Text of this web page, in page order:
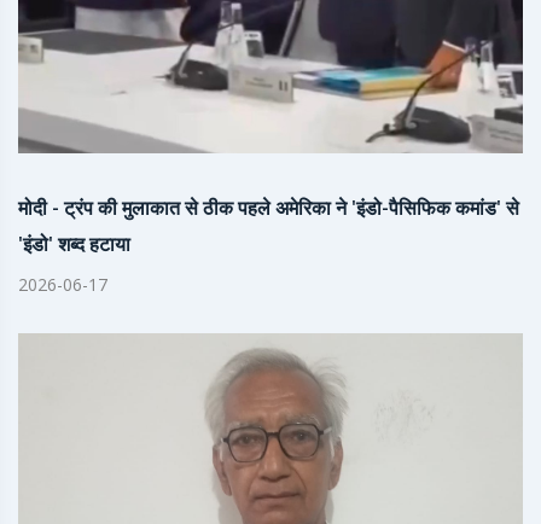
मोदी - ट्रंप की मुलाकात से ठीक पहले अमेरिका ने 'इंडो-पैसिफिक कमांड' से
'इंडो' शब्द हटाया
2026-06-17